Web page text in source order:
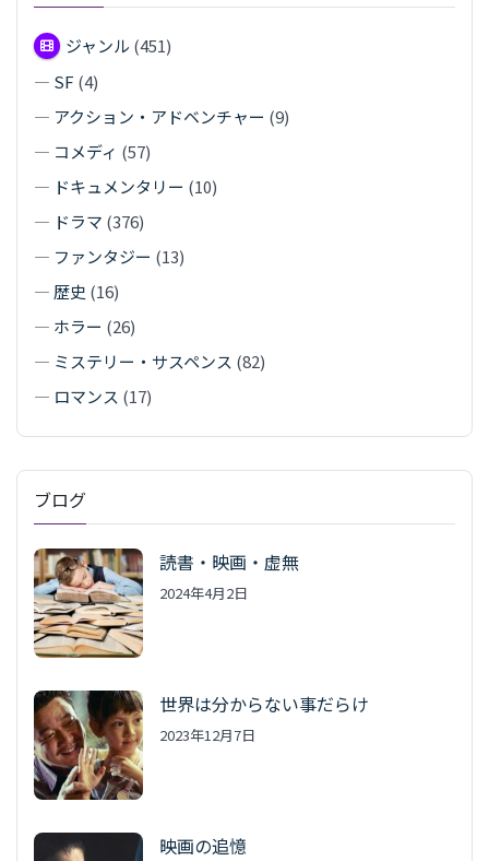
ジャンル (451)
— SF (4)
— アクション・アドベンチャー (9)
— コメディ (57)
— ドキュメンタリー (10)
— ドラマ (376)
— ファンタジー (13)
—歴史 (16)
— ホラー (26)
— ミステリー・サスペンス (82)
— ロマンス (17)
ブログ
読書・映画・虚無
2024年4月2日
世界は分からない事だらけ
2023年12月7日
映画の追憶